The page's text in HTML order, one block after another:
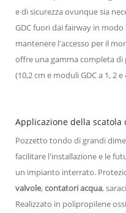
e di sicurezza ovunque sia
GDC fuori dai fairway in
mantenere l'accesso per il
offre una gamma completa
(10,2 cm e moduli GDC a 1, 2
Applicazione della scatola
Pozzetto tondo di grandi
facilitare l'installazione e le
un impianto interrato.
valvole,contatori acqua,
Realizzato in polipropilene